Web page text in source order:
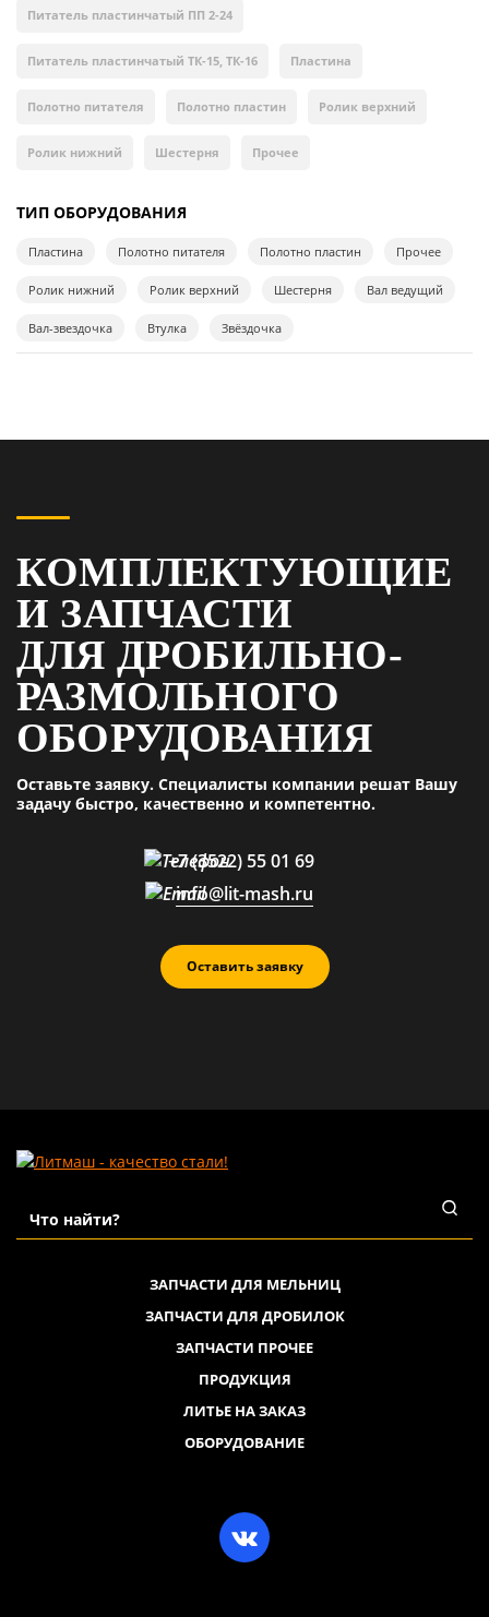
Питатель пластинчатый ПП 2-24
Питатель пластинчатый ТК-15, ТК-16 Пластина
Полотно питателя Полотно пластин Ролик верхний
Ролик нижний Шестерня Прочее
ТИП ОБОРУДОВАНИЯ
Пластина Полотно питателя Полотно пластин Прочее
Ролик нижний Ролик верхний Шестерня Вал ведущий
Вал-звездочка Втулка Звёздочка
КОМПЛЕКТУЮЩИЕ
И ЗАПЧАСТИ
ДЛЯ ДРОБИЛЬНО-
РАЗМОЛЬНОГО
ОБОРУДОВАНИЯ
Оставьте заявку. Специалисты компании решат Вашу
задачу быстро, качественно и компетентно.
Оставить заявку
+7 (3522) 55 01 69
info@lit-mash.ru
ЗАПЧАСТИ ДЛЯ МЕЛЬНИЦ
ЗАПЧАСТИ ДЛЯ ДРОБИЛОК
ЗАПЧАСТИ ПРОЧЕЕ
ПРОДУКЦИЯ
ЛИТЬЕ НА ЗАКАЗ
ОБОРУДОВАНИЕ